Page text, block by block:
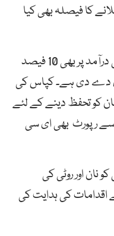
کا فیصلہ بھی کیا
اقتصادی رابطہ کمیٹی نے کپاس کی درآمد پر بھی 10 فیصد
دے دی ہے۔ کپاس کی
کو تحفظ دینے کے لئے
سے رپورٹ بھی ای سی
نان اور روٹی کی
اقدامات کی ہدایت کی